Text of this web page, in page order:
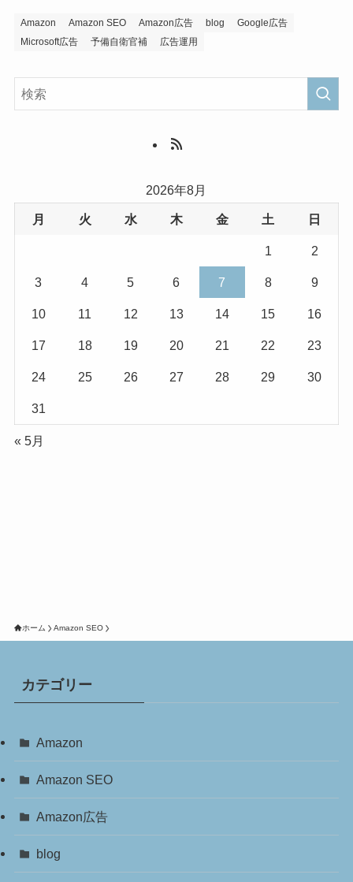
Amazon Amazon SEO Amazon広告 blog
Google広告
Microsoft広告
予備自衛官補 広告運用
2026年8月
月 火 水 木 金 土 日
1 2
3 4 5 6 7 8 9
10 11 12 13 14 15 16
17 18 19 20 21 22 23
24 25 26 27 28 29 30
31
« 5月
ホーム Amazon SEO
カテゴリー
Amazon
Amazon SEO
Amazon広告
blog